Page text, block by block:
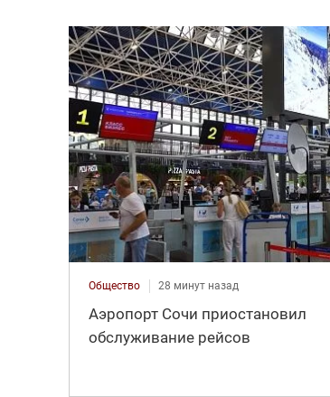
Общество 28 минут назад
Аэропорт Сочи приостановил
обслуживание рейсов